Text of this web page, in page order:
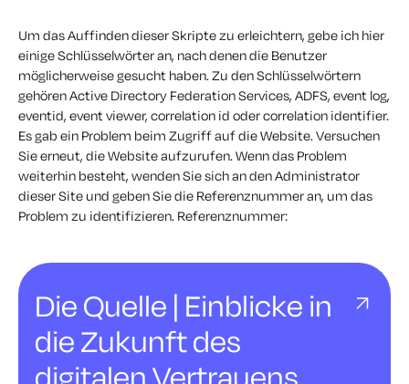
Um das Auffinden dieser Skripte zu erleichtern, gebe ich hier
einige Schlüsselwörter an, nach denen die Benutzer
möglicherweise gesucht haben. Zu den Schlüsselwörtern
gehören Active Directory Federation Services, ADFS, event log,
eventid, event viewer, correlation id oder correlation identifier.
Es gab ein Problem beim Zugriff auf die Website. Versuchen
Sie erneut, die Website aufzurufen. Wenn das Problem
weiterhin besteht, wenden Sie sich an den Administrator
dieser Site und geben Sie die Referenznummer an, um das
Problem zu identifizieren. Referenznummer:
Die Quelle | Einblicke in
die Zukunft des